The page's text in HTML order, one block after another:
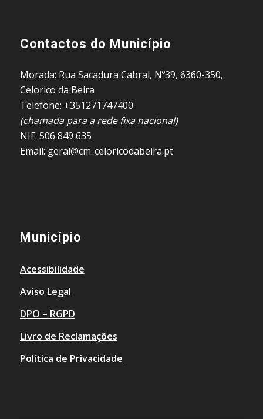
Contactos do Município
Morada: Rua Sacadura Cabral, Nº39, 6360-350,
Celorico da Beira
Telefone: +351271747400
(chamada para a rede fixa nacional)
NIF: 506 849 635
Email: geral@cm-celoricodabeira.pt
Município
Acessibilidade
Aviso Legal
DPO – RGPD
Livro de Reclamações
Política de Privacidade